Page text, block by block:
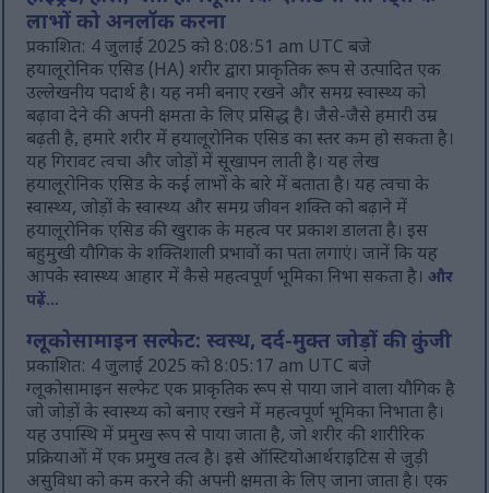
लाभों को अनलॉक करना
प्रकाशित: 4 जुलाई 2025 को 8:08:51 am UTC बजे
हयालूरोनिक एसिड (HA) शरीर द्वारा प्राकृतिक रूप से उत्पादित एक
उल्लेखनीय पदार्थ है। यह नमी बनाए रखने और समग्र स्वास्थ्य को
बढ़ावा देने की अपनी क्षमता के लिए प्रसिद्ध है। जैसे-जैसे हमारी उम्र
बढ़ती है, हमारे शरीर में हयालूरोनिक एसिड का स्तर कम हो सकता है।
यह गिरावट त्वचा और जोड़ों में सूखापन लाती है। यह लेख
हयालूरोनिक एसिड के कई लाभों के बारे में बताता है। यह त्वचा के
स्वास्थ्य, जोड़ों के स्वास्थ्य और समग्र जीवन शक्ति को बढ़ाने में
हयालूरोनिक एसिड की खुराक के महत्व पर प्रकाश डालता है। इस
बहुमुखी यौगिक के शक्तिशाली प्रभावों का पता लगाएं। जानें कि यह
आपके स्वास्थ्य आहार में कैसे महत्वपूर्ण भूमिका निभा सकता है।और
पढ़ें...
ग्लूकोसामाइन सल्फेट: स्वस्थ, दर्द-मुक्त जोड़ों की कुंजी
प्रकाशित: 4 जुलाई 2025 को 8:05:17 am UTC बजे
ग्लूकोसामाइन सल्फेट एक प्राकृतिक रूप से पाया जाने वाला यौगिक है
जो जोड़ों के स्वास्थ्य को बनाए रखने में महत्वपूर्ण भूमिका निभाता है।
यह उपास्थि में प्रमुख रूप से पाया जाता है, जो शरीर की शारीरिक
प्रक्रियाओं में एक प्रमुख तत्व है। इसे ऑस्टियोआर्थराइटिस से जुड़ी
असुविधा को कम करने की अपनी क्षमता के लिए जाना जाता है। एक